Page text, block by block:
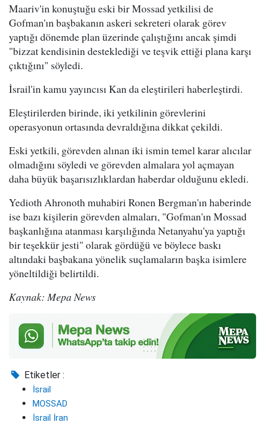
Maariv'in konuştuğu eski bir Mossad yetkilisi de
Gofman'ın başbakanın askeri sekreteri olarak görev
yaptığı dönemde plan üzerinde çalıştığını ancak şimdi
"bizzat kendisinin desteklediği ve teşvik ettiği plana karşı
çıktığını" söyledi.
İsrail'in kamu yayıncısı Kan da eleştirileri haberleştirdi.
Eleştirilerden birinde, iki yetkilinin görevlerini
operasyonun ortasında devraldığına dikkat çekildi.
Eski yetkili, görevden alınan iki ismin temel karar alıcılar
olmadığını söyledi ve görevden almalara yol açmayan
daha büyük başarısızlıklardan haberdar olduğunu ekledi.
Yedioth Ahronoth muhabiri Ronen Bergman'ın haberinde
ise bazı kişilerin görevden almaları, "Gofman'ın Mossad
başkanlığına atanması karşılığında Netanyahu'ya yaptığı
bir teşekkür jesti" olarak gördüğü ve böylece baskı
altındaki başbakana yönelik suçlamaların başka isimlere
yöneltildiği belirtildi.
Kaynak: Mepa News
Etiketler :
İsrail
MOSSAD
İsrail İran